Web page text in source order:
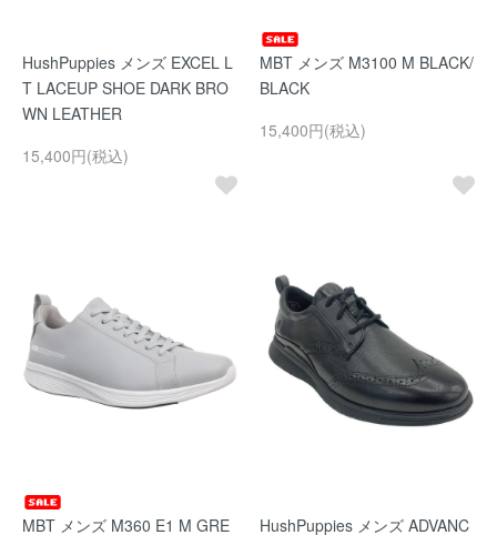
HushPuppies メンズ EXCEL L
T LACEUP SHOE DARK BRO
WN LEATHER
15,400円(税込)
MBT メンズ M3100 M BLACK/
BLACK
15,400円(税込)
MBT メンズ M360 E1 M GRE
HushPuppies メンズ ADVANC